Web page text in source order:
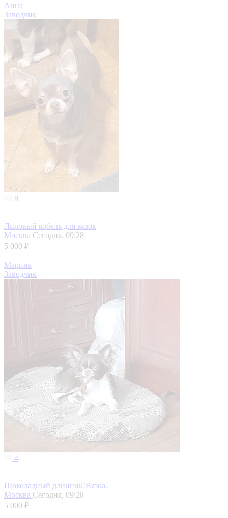
Анна
Заводчик
8
Лиловый кобель для вязок
Москва Сегодня, 09:28
5 000 ₽
Марина
Заводчик
4
Шоколадный длинник!Вязка.
Москва Сегодня, 09:28
5 000 ₽